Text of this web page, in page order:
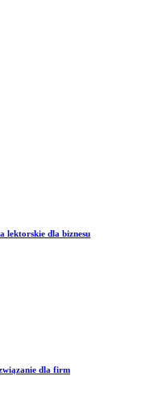
lektorskie dla biznesu
dla firm